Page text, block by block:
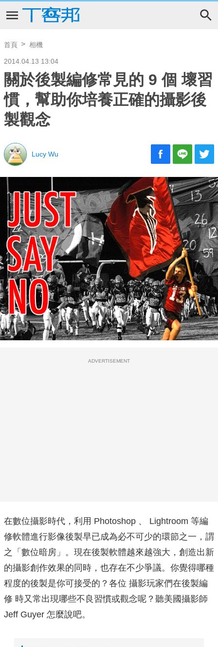
首頁 相機
2014.04.13 13:04
關於後製編修常見的 9 個 壞習
慣，幫助你培養正確的攝影後
製觀念
Lucy Wu
ADVERTISEMENT
在數位攝影時代，利用 Photoshop 、 Lightroom 等編
修軟體進行影像後製早已成為必不可少的環節之一，謂
之「數位暗房」。現在後製軟體越來越強大，創造出新
的攝影創作效果的同時，也存在不少爭議。你覺得哪種
程度的後製是你可接受的？各位 攝影玩家們在後製編
修 時又常出現哪些不良習慣或觀念呢？聽美國攝影師
Jeff Guyer 怎麼說吧。